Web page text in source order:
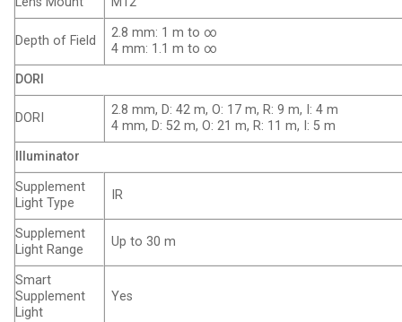
Depth of Field
2.8 mm: 1 m to ∞
4 mm: 1.1 m to ∞
DORI
DORI
2.8 mm, D: 42 m, O: 17 m, R: 9 m, I: 4 m
4 mm, D: 52 m, O: 21 m, R: 11 m, I: 5 m
Illuminator
Supplement
Light Type
IR
Supplement
Light Range
Up to 30 m
Smart
Supplement
Light
Yes